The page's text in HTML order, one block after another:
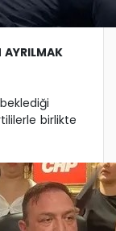
AYRILMAK
birlikte